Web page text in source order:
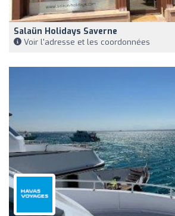
Salaün Holidays Saverne
Voir l'adresse et les coordonnées